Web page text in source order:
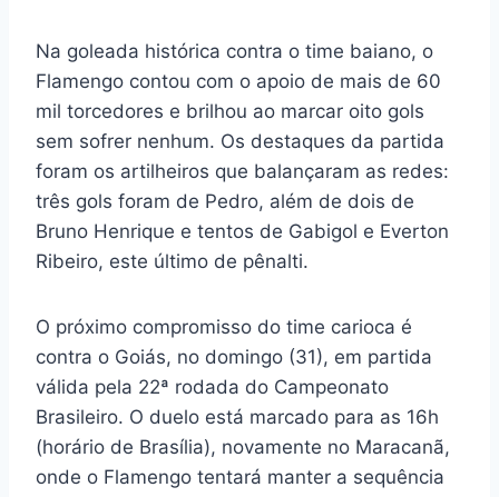
Na goleada histórica contra o time baiano, o
Flamengo contou com o apoio de mais de 60
mil torcedores e brilhou ao marcar oito gols
sem sofrer nenhum. Os destaques da partida
foram os artilheiros que balançaram as redes:
três gols foram de Pedro, além de dois de
Bruno Henrique e tentos de Gabigol e Everton
Ribeiro, este último de pênalti.
O próximo compromisso do time carioca é
contra o Goiás, no domingo (31), em partida
válida pela 22ª rodada do Campeonato
Brasileiro. O duelo está marcado para as 16h
(horário de Brasília), novamente no Maracanã,
onde o Flamengo tentará manter a sequência